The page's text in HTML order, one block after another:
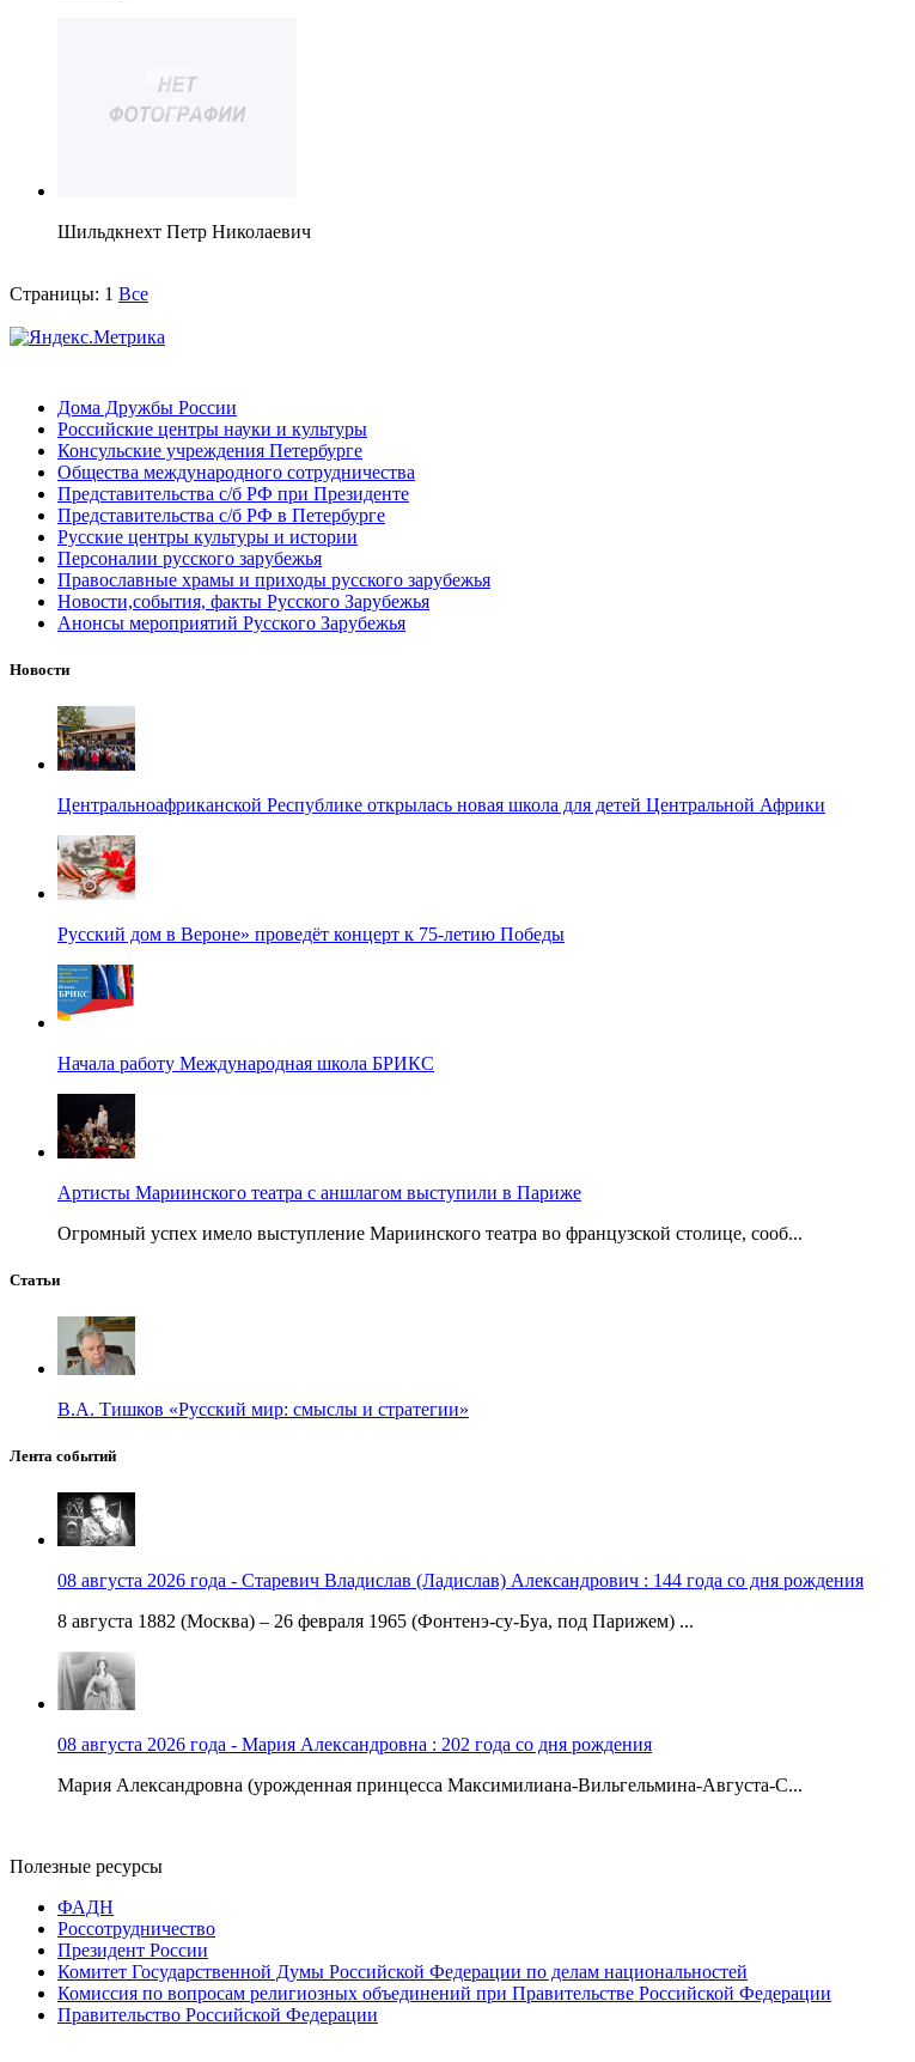
Шильдкнехт Петр Николаевич
Страницы: 1 Все
Дома Дружбы России
Российские центры науки и культуры
Консульские учреждения Петербурге
Общества международного сотрудничества
Представительства с/б РФ при Президенте
Представительства с/б РФ в Петербурге
Русские центры культуры и истории
Персоналии русского зарубежья
Православные храмы и приходы русского зарубежья
Новости,события, факты Русского Зарубежья
Анонсы мероприятий Русского Зарубежья
Новости
Центральноафриканской Республике открылась новая школа для детей Центральной Африки
Русский дом в Вероне» проведёт концерт к 75-летию Победы
Начала работу Международная школа БРИКС
Артисты Мариинского театра с аншлагом выступили в Париже
Огромный успех имело выступление Мариинского театра во французской столице, сооб...
Статьи
В.А. Тишков «Русский мир: смыслы и стратегии»
Лента событий
08 августа 2026 года - Старевич Владислав (Ладислав) Александрович : 144 года со дня рождения
8 августа 1882 (Москва) – 26 февраля 1965 (Фонтенэ-су-Буа, под Парижем) ...
08 августа 2026 года - Мария Александровна : 202 года со дня рождения
Мария Александровна (урожденная принцесса Максимилиана-Вильгельмина-Августа-С...
Полезные ресурсы
ФАДН
Россотрудничество
Президент России
Комитет Государственной Думы Российской Федерации по делам национальностей
Комиссия по вопросам религиозных объединений при Правительстве Российской Федерации
Правительство Российской Федерации